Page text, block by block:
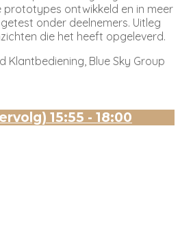
prototypes ontwikkeld en in meer
onder deelnemers. Uitleg
die het heeft opgeleverd.
Klantbediening, Blue Sky Group
15:55 - 18:00